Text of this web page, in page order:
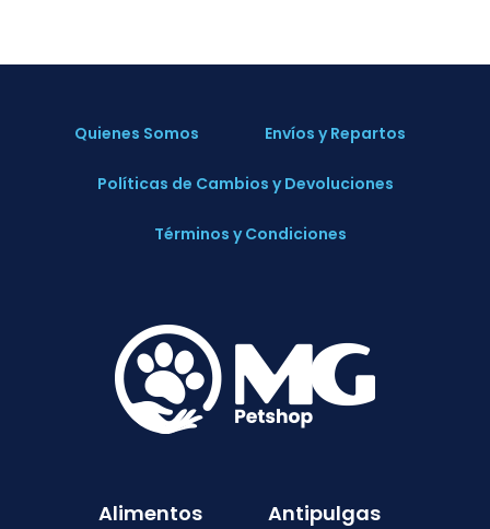
Quienes Somos Envíos y Repartos
Políticas de Cambios y Devoluciones
Términos y Condiciones
Alimentos
Antipulgas